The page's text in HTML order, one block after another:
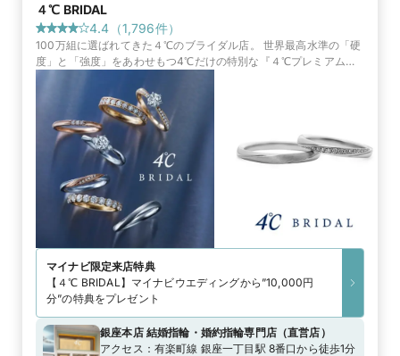
４℃ BRIDAL
4.4 （1,796件）
100万組に選ばれてきた４℃のブライダル店。 世界最高水準の「硬
度」と「強度」をあわせもつ4℃だけの特別な『４℃プレミアムプ
ラチナ』や、世界中から厳選したダイヤモンドからふたりだけのブ
ライダルリングを
マイナビ限定来店特典
【４℃ BRIDAL】マイナビウエディングから”10,000円
分”の特典をプレゼント
銀座本店 結婚指輪・婚約指輪専門店（直営店 ）
アクセス： 有楽町線 銀座一丁目駅 8番口から徒歩1分